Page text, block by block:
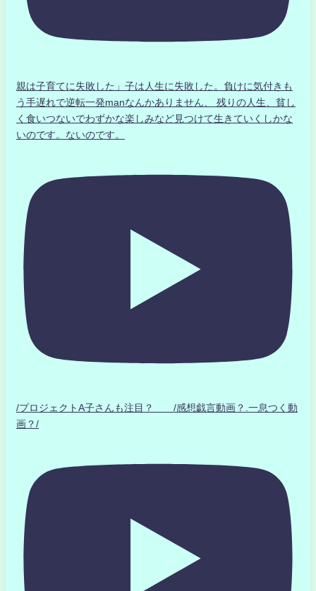
親は子育てに失敗した」子は人生に失敗した。負けに気付きも
う手遅れで逆転一発manなんかありません、 残りの人生、貧し
く食いつないでわずかな楽しみなど見つけて生きていくしかな
いのです。ないのです。
/プロジェクトA子さんも注目？ /感想戯言動画？.一息つく動
画？/